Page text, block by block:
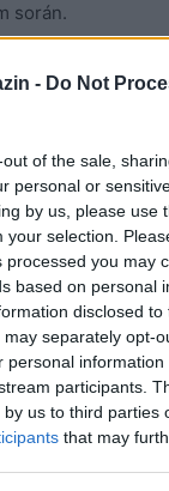
- Do Not
of the sale,
personal or
by us, please use
your selection.
processed you may
based on personal
disclosed
separately opt-
personal
participants.
us to third parties
that may
során.